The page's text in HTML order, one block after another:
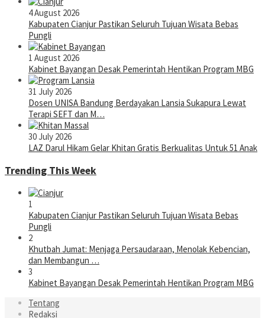
4 August 2026
Kabupaten Cianjur Pastikan Seluruh Tujuan Wisata Bebas
Pungli
1 August 2026
Kabinet Bayangan Desak Pemerintah Hentikan Program MBG
31 July 2026
Dosen UNISA Bandung Berdayakan Lansia Sukapura Lewat
Terapi SEFT dan M…
30 July 2026
LAZ Darul Hikam Gelar Khitan Gratis Berkualitas Untuk 51 Anak
Trending This Week
1
Kabupaten Cianjur Pastikan Seluruh Tujuan Wisata Bebas
Pungli
2
Khutbah Jumat: Menjaga Persaudaraan, Menolak Kebencian,
dan Membangun …
3
Kabinet Bayangan Desak Pemerintah Hentikan Program MBG
Tentang
Redaksi